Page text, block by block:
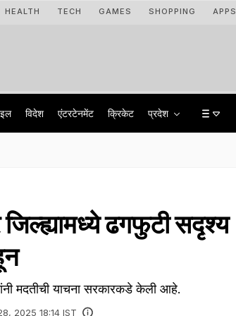
HEALTH TECH GAMES SHOPPING APPS
विदेश एंटरटेनमेंट क्रिकेट प्रदेश
ढगफुटी सदृश्य
मदतीची याचना सरकारकडे केली आहे.
2025 18:14 IST